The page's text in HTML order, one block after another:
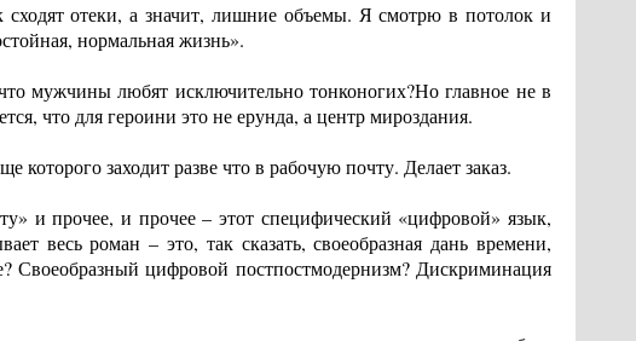
отеки, а значит, лишние объемы. Я смотрю в потолок и
нормальная жизнь».
мужчины любят исключительно тонконогих?Но главное не в
что для героини это не ерунда, а центр мироздания.
заходит разве что в рабочую почту. Делает заказ.
и прочее, и прочее – этот специфический «цифровой» язык,
весь роман – это, так сказать, своеобразная дань времени,
Своеобразный цифровой постпостмодернизм? Дискриминация